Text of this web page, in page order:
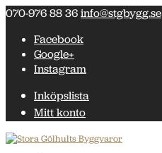
070-976 88 36info@stgbygg.se
Facebook
Google+
Instagram
Inköpslista
Mitt konto